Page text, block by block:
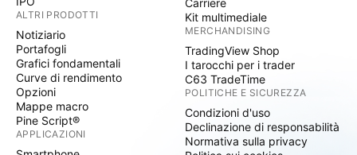
ALTRI PRODOTTI
Notiziario
Portafogli
Grafici fondamentali
Curve di rendimento
Opzioni
Mappe macro
Pine Script®
APPLICAZIONI
Kit multimediale
MERCHANDISING
TradingView Shop
I tarocchi per i trader
C63 TradeTime
POLITICHE E SICUREZZA
Condizioni d'uso
Declinazione di responsabilità
Normativa sulla privacy